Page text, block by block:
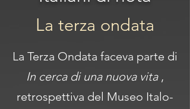
La terza ondata
La Terza Ondata faceva parte di
In cerca di una nuova vita,
retrospettiva del Museo Italo-